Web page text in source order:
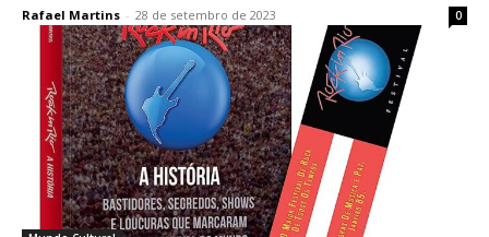
Rafael Martins - 28 de setembro de 2023 0